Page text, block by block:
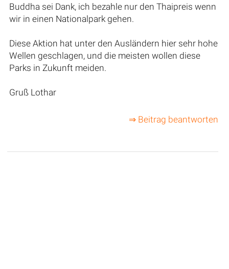
Buddha sei Dank, ich bezahle nur den Thaipreis wenn
wir in einen Nationalpark gehen.
Diese Aktion hat unter den Ausländern hier sehr hohe
Wellen geschlagen, und die meisten wollen diese
Parks in Zukunft meiden.
Gruß Lothar
⇒ Beitrag beantworten